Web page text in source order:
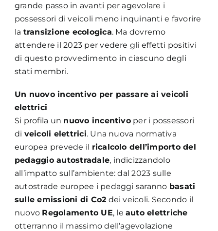
grande passo in avanti per agevolare i
possessori di veicoli meno inquinanti e favorire
la transizione ecologica. Ma dovremo
attendere il 2023 per vedere gli effetti positivi
di questo provvedimento in ciascuno degli
stati membri.
Un nuovo incentivo per passare ai veicoli
elettrici
Si profila un nuovo incentivoper i possessori
di veicoli elettrici. Una nuova normativa
europea prevede il ricalcolo dell’importo del
pedaggio autostradale, indicizzandolo
all’impatto sull’ambiente: dal 2023 sulle
autostrade europee i pedaggi saranno basati
sulle emissioni di Co2 dei veicoli. Secondo il
nuovo Regolamento UE, leauto elettriche
otterranno il massimo dell’agevolazione